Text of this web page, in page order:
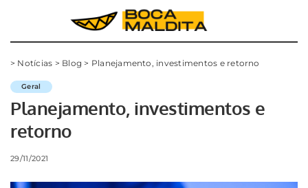
> Notícias > Blog > Planejamento, investimentos e retorno
Geral
Planejamento, investimentos e
retorno
29/11/2021